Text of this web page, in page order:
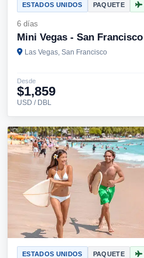
ESTADOS UNIDOS PAQUETE
6 días
Mini Vegas - San Francisco
Las Vegas, San Francisco
Desde
$1,859
USD / DBL
ESTADOS UNIDOS PAQUETE